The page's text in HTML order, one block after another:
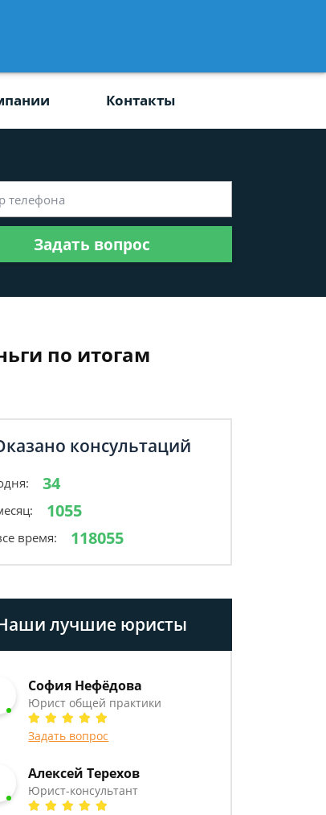
Контакты
Задать вопрос
по итогам
консультаций
34
1055
время: 118055
лучшие юристы
София Нефёдова
Юрист общей практики
Задать вопрос
Алексей Терехов
Юрист-консультант